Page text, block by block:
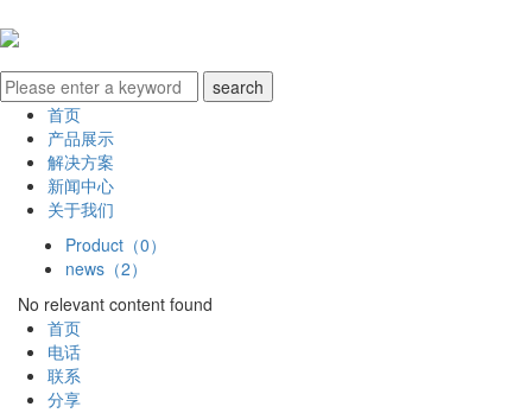
首页
产品展示
解决方案
新闻中心
关于我们
Product（0）
news（2）
No relevant content found
首页
电话
联系
分享